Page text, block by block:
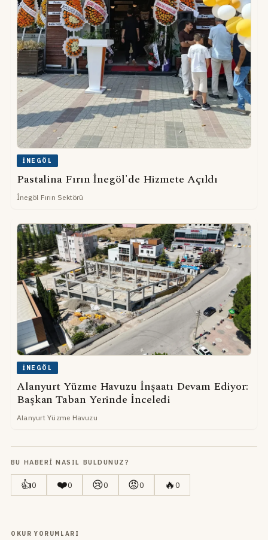
İNEGÖL
Pastalina Fırın İnegöl'de Hizmete Açıldı
İnegöl Fırın Sektörü
İNEGÖL
Alanyurt Yüzme Havuzu İnşaatı Devam Ediyor:
Başkan Taban Yerinde İnceledi
Alanyurt Yüzme Havuzu
BU HABERI NASIL BULDUNUZ?
👍0 ❤️0 😢0 😡0 🔥0
OKUR YORUMLARI